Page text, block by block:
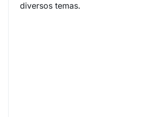
diversos temas.